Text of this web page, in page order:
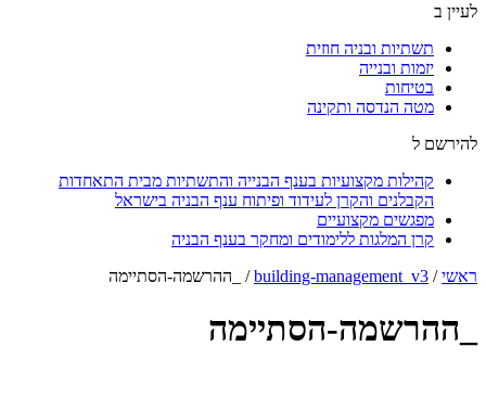
לעיין ב
תשתיות ובניה חוזית
יזמות ובנייה
בטיחות
מטה הנדסה ותקינה
להירשם ל
קהילות מקצועיות בענף הבנייה והתשתיות מבית התאחדות
הקבלנים והקרן לעידוד ופיתוח ענף הבניה בישראל
מפגשים מקצועיים
קרן המלגות ללימודים ומחקר בענף הבניה
ראשי/
building-management_v3
/ _ההרשמה-הסתיימה
_ההרשמה-הסתיימה